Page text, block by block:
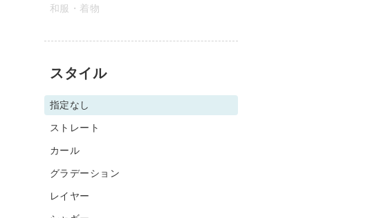
和服・着物
スタイル
指定なし
ストレート
カール
グラデーション
レイヤー